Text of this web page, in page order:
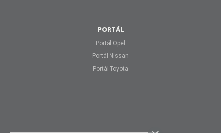
PORTÁL
Portál Opel
Portál Nissan
Portál Toyota